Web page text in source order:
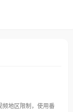
频地区限制，使用番